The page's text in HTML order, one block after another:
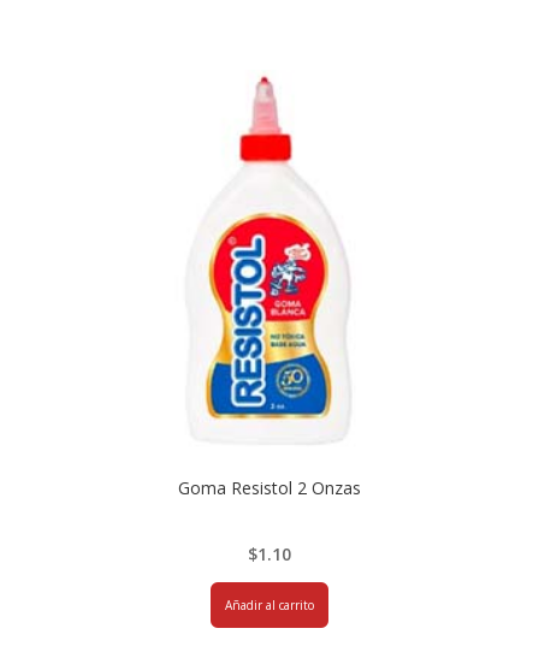
Goma Resistol 2 Onzas
$1.10
Añadir al carrito